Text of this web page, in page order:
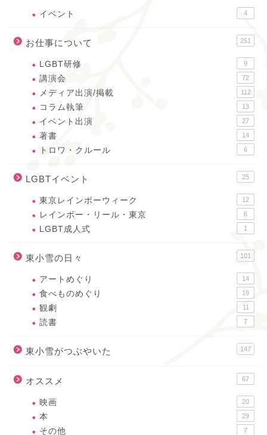
イベント 4
お仕事について 251
LGBT研修 9
講演会 72
メディア出演/掲載 112
コラム執筆 13
イベント出演 27
著書 14
トロワ・クルール 6
LGBTイベント 25
東京レインボーウィーク 12
レインボー・リール・東京 6
LGBT成人式 1
東小雪の日々 101
アートめぐり 14
食べものめぐり 19
観劇 11
読書 7
東小雪がつぶやいた 147
オススメ 67
映画 20
本 29
その他 7